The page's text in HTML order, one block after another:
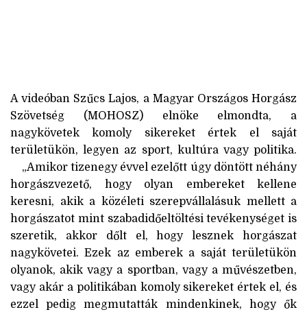
A videóban Szűcs Lajos, a Magyar Országos Horgász
Szövetség (MOHOSZ) elnöke elmondta, a
nagykövetek komoly sikereket értek el saját
területükön, legyen az sport, kultúra vagy politika.
„Amikor tizenegy évvel ezelőtt úgy döntött néhány
horgászvezető, hogy olyan embereket kellene
keresni, akik a közéleti szerepvállalásuk mellett a
horgászatot mint szabadidőeltöltési tevékenységet is
szeretik, akkor dőlt el, hogy lesznek horgászat
nagykövetei. Ezek az emberek a saját területükön
olyanok, akik vagy a sportban, vagy a művészetben,
vagy akár a politikában komoly sikereket értek el, és
ezzel pedig megmutatták mindenkinek, hogy ők